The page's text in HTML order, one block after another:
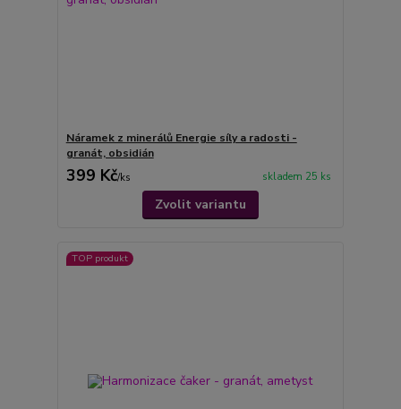
Náramek z minerálů Energie síly a radosti -
granát, obsidián
399 Kč/ks skladem 25 ks
Zvolit variantu
TOP produkt